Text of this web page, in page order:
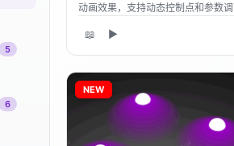
5
6
动画效果，支持动态控制点和参数
📖 ▶
NEW